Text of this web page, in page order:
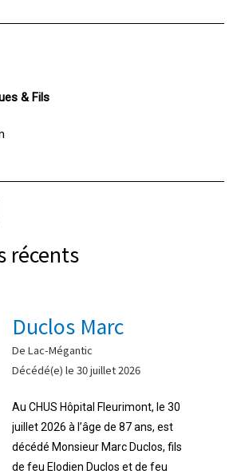
& Fils
récents
Duclos Marc
De Lac-Mégantic
Décédé(e) le 30 juillet 2026
Au CHUS Hôpital Fleurimont, le 30
juillet 2026 à l’âge de 87 ans, est
décédé Monsieur Marc Duclos, fils
de feu Elodien Duclos et de feu